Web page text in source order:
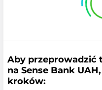
Aby przeprowadzić
na Sense Bank
kroków: